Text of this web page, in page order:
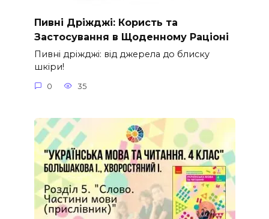
Пивні Дріжджі: Користь та
Застосування в Щоденному Раціоні
Пивні дріжджі: від джерела до блиску
шкіри!
0 35